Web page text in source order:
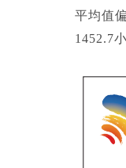
平均值
1452.7